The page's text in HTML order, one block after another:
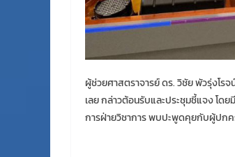
ผู้ช่วยศาสตราจารย์ ดร. วิชัย พัวรุ่งโร
เลย กล่าวต้อนรับและประชุมชี้แจง โ
การฝ่ายวิชาการ พบปะพูดคุยกับผู้ปกค